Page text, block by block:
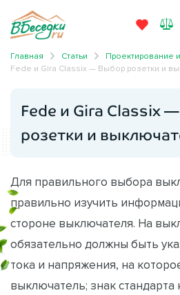
Главная Статьи
Проектирование
Fede и Gira Classix — Выбор розетки и
Fede и Gira Classix
розетки и
Для правильного выбора
правильно изучить
стороне выключателя. На
обязательно должны быть
тока и напряжения, на
выключатель; знак стандарта